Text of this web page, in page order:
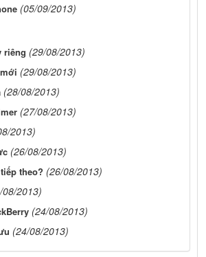
(05/09/2013)
riêng (29/08/2013)
(29/08/2013)
(28/08/2013)
(27/08/2013)
2013)
(26/08/2013)
theo? (26/08/2013)
08/2013)
(24/08/2013)
(24/08/2013)